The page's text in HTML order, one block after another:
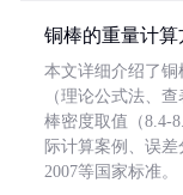
铜棒的重量计
本文详细介绍了
（理论公式法、
棒密度取值（8.4-
际计算案例、误
2007等国家标准。